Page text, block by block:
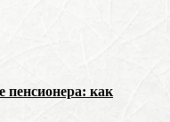
пенсионера: как